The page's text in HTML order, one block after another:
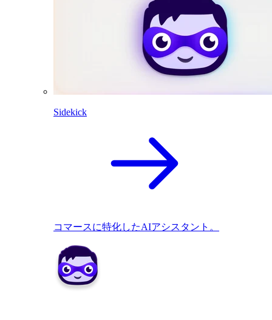
Sidekick
コマースに特化したAIアシスタント。